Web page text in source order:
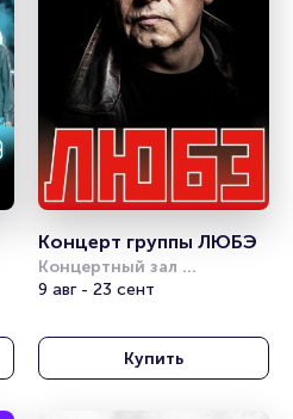
Концерт группы ЛЮБЭ
Концертный зал
Фестивальный
9 авг - 23 сент
Купить